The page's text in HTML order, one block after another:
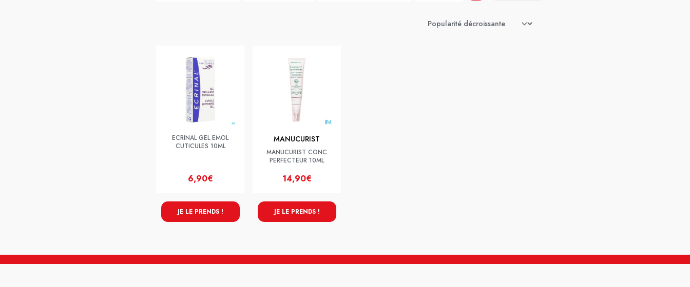
ECRINAL GEL EMOL
CUTICULES 10ML
6,90€
JE LE PRENDS !
MANUCURIST
MANUCURIST CONC
PERFECTEUR 10ML
14,90€
JE LE PRENDS !